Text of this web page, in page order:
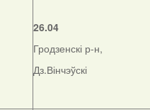
26.04
Гродзенскі р-н,
Дз.Вінчэўскі